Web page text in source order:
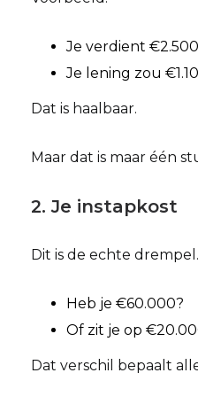
Je verdient €2.500
Je lening zou
Dat is haalbaar.
Maar dat is maar één
2. Je instapkost
Dit is de echte drempel.
Heb je €60.000?
Of zit je op
Dat verschil bepaalt